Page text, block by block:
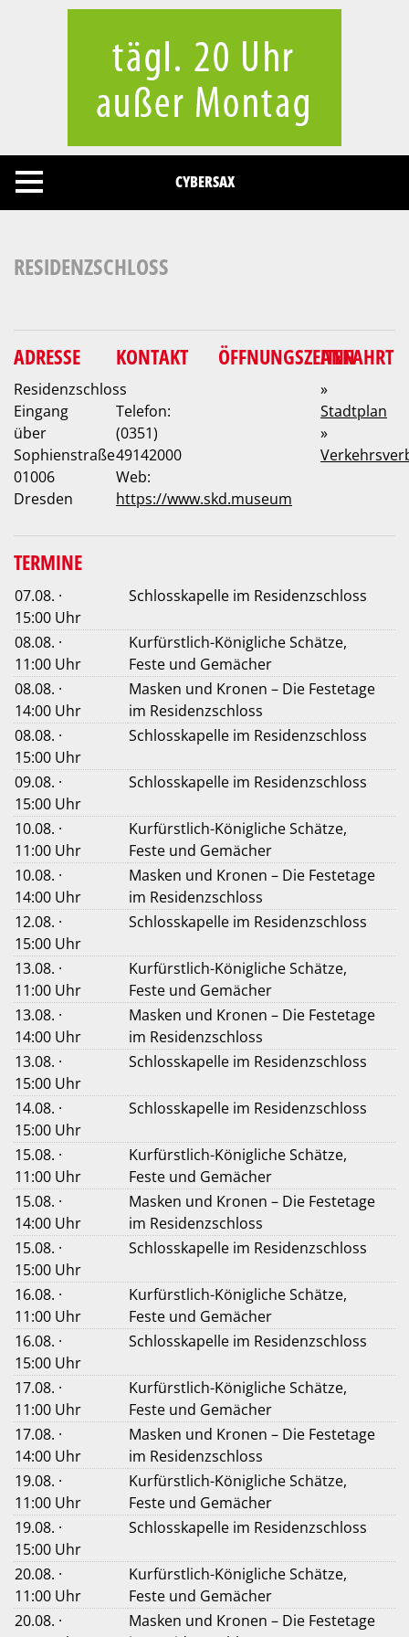
CYBERSAX
RESIDENZSCHLOSS
ADRESSE
Residenzschloss
Eingang
über
Sophienstraße
01006
Dresden
KONTAKT
Telefon:
(0351)
49142000
Web:
https://www.skd.museum
ÖFFNUNGSZEITENANFAHRT
»
Stadtplan
»
TERMINE
07.08. ·
15:00 Uhr
Schlosskapelle im Residenzschloss
08.08. ·
11:00 Uhr
Kurfürstlich-Königliche Schätze,
Feste und Gemächer
08.08. ·
14:00 Uhr
Masken und Kronen – Die Festetage
im Residenzschloss
08.08. ·
15:00 Uhr
Schlosskapelle im Residenzschloss
09.08. ·
15:00 Uhr
Schlosskapelle im Residenzschloss
10.08. ·
11:00 Uhr
Kurfürstlich-Königliche Schätze,
Feste und Gemächer
10.08. ·
14:00 Uhr
Masken und Kronen – Die Festetage
im Residenzschloss
12.08. ·
15:00 Uhr
Schlosskapelle im Residenzschloss
13.08. ·
11:00 Uhr
Kurfürstlich-Königliche Schätze,
Feste und Gemächer
13.08. ·
14:00 Uhr
Masken und Kronen – Die Festetage
im Residenzschloss
13.08. ·
15:00 Uhr
Schlosskapelle im Residenzschloss
14.08. ·
15:00 Uhr
Schlosskapelle im Residenzschloss
15.08. ·
11:00 Uhr
Kurfürstlich-Königliche Schätze,
Feste und Gemächer
15.08. ·
14:00 Uhr
Masken und Kronen – Die Festetage
im Residenzschloss
15.08. ·
15:00 Uhr
Schlosskapelle im Residenzschloss
16.08. ·
11:00 Uhr
Kurfürstlich-Königliche Schätze,
Feste und Gemächer
16.08. ·
15:00 Uhr
Schlosskapelle im Residenzschloss
17.08. ·
11:00 Uhr
Kurfürstlich-Königliche Schätze,
Feste und Gemächer
17.08. ·
14:00 Uhr
Masken und Kronen – Die Festetage
im Residenzschloss
19.08. ·
11:00 Uhr
Kurfürstlich-Königliche Schätze,
Feste und Gemächer
19.08. ·
15:00 Uhr
Schlosskapelle im Residenzschloss
20.08. ·
11:00 Uhr
Kurfürstlich-Königliche Schätze,
Feste und Gemächer
20.08. ·
Masken und Kronen – Die Festetage
Cookies management panel